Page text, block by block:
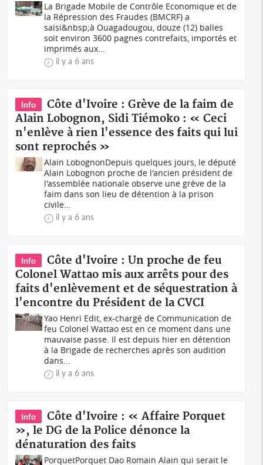
La Brigade Mobile de Contrôle Economique et de
la Répression des Fraudes (BMCRF) a
saisi&nbsp;à Ouagadougou, douze (12) balles
soit environ 3600 pagnes contrefaits, importés et
imprimés aux...
il y a 6 ans
Info
Côte d'Ivoire : Grève de la faim de
Alain Lobognon, Sidi Tiémoko : « Ceci
n'enlève à rien l'essence des faits qui lui
sont reprochés »
Alain LobognonDepuis quelques jours, le député
Alain Lobognon proche de l'ancien président de
l'assemblée nationale observe une grève de la
faim dans son lieu de détention à la prison
civile...
il y a 6 ans
Info
Côte d'Ivoire : Un proche de feu
Colonel Wattao mis aux arrêts pour des
faits d'enlèvement et de séquestration à
l'encontre du Président de la CVCI
Yao Henri Edit, ex-chargé de Communication de
feu Colonel Wattao est en ce moment dans une
mauvaise passe. Il est depuis hier en détention
à la Brigade de recherches après son audition
dans...
il y a 6 ans
Info
Côte d'Ivoire : « Affaire Porquet
», le DG de la Police dénonce la
dénaturation des faits
PorquetPorquet Dao Romain Alain qui serait le